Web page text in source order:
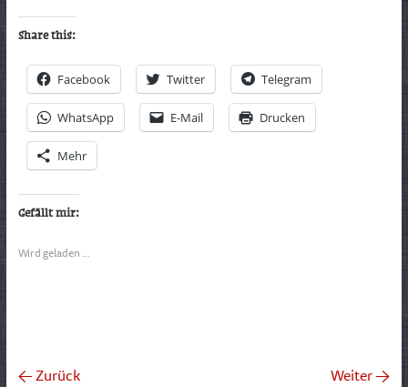
Share this:
Facebook Twitter Telegram
WhatsApp E-Mail Drucken
Mehr
Gefällt mir:
Wird geladen …
← Zurück Weiter →